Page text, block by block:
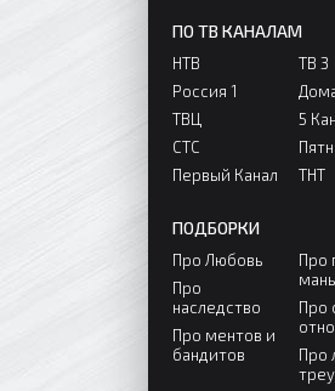
ПО ТВ КАНАЛАМ
НТВ
Россия 1
ТВЦ
СТС
Первый Канал
ТВ 3
5
ТНТ
ПОДБОРКИ
Про Любовь
Про
наследство
Про ментов и
бандитов
Про
Про
Про